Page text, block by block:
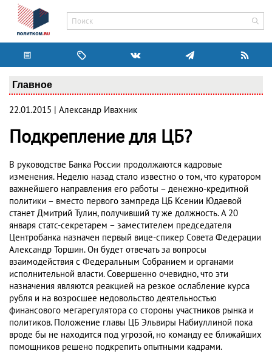
Главное
22.01.2015 | Александр Ивахник
Подкрепление для ЦБ?
В руководстве Банка России продолжаются кадровые
изменения. Неделю назад стало известно о том, что куратором
важнейшего направления его работы – денежно-кредитной
политики – вместо первого зампреда ЦБ Ксении Юдаевой
станет Дмитрий Тулин, получивший ту же должность. А 20
января статс-секретарем – заместителем председателя
Центробанка назначен первый вице-спикер Совета Федерации
Александр Торшин. Он будет отвечать за вопросы
взаимодействия с Федеральным Собранием и органами
исполнительной власти. Совершенно очевидно, что эти
назначения являются реакцией на резкое ослабление курса
рубля и на возросшее недовольство деятельностью
финансового мегарегулятора со стороны участников рынка и
политиков. Положение главы ЦБ Эльвиры Набиуллиной пока
вроде бы не находится под угрозой, но команду ее ближайших
помощников решено подкрепить опытными кадрами.